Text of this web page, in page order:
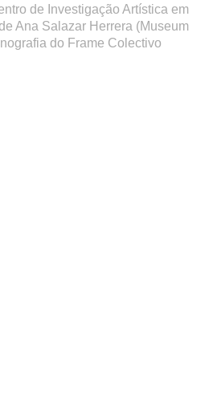
de Investigação Artística em
Ana Salazar Herrera (Museum
do Frame Colectivo